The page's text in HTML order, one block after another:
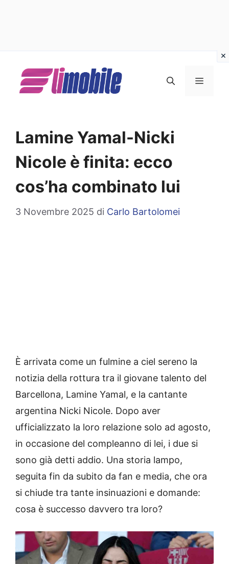
contenuto
MENU
Lamine Yamal-Nicki
Nicole è finita: ecco
cos’ha combinato lui
3 Novembre 2025 di Carlo Bartolomei
È arrivata come un fulmine a ciel sereno la
notizia della rottura tra il giovane talento del
Barcellona, Lamine Yamal, e la cantante
argentina Nicki Nicole. Dopo aver
ufficializzato la loro relazione solo ad agosto,
in occasione del compleanno di lei, i due si
sono già detti addio. Una storia lampo,
seguita fin da subito da fan e media, che ora
si chiude tra tante insinuazioni e domande:
cosa è successo davvero tra loro?